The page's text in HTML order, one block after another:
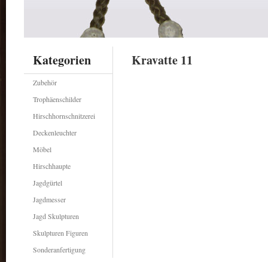
Kravatte 11
Kategorien
Zubehör
Trophäenschilder
Hirschhornschnitzerei
Deckenleuchter
Möbel
Hirschhaupte
Jagdgürtel
Jagdmesser
Jagd Skulpturen
Skulpturen Figuren
Sonderanfertigung